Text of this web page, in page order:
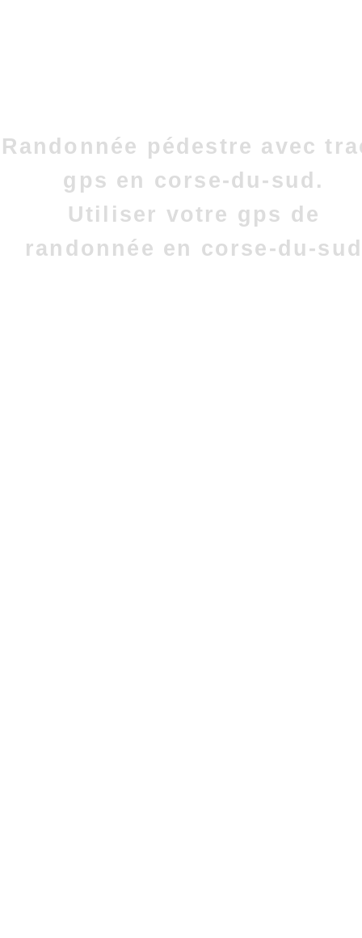
Randonnée pédestre avec
gps en corse-du-sud.
Utiliser votre gps de
randonnée en corse-du-sud